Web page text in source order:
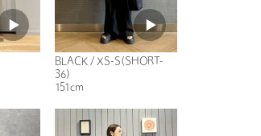
BLACK / XS-S(SHORT-
36)
151cm